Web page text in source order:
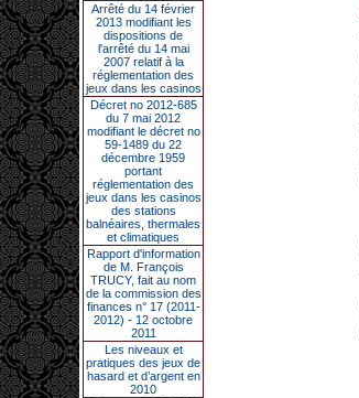
Arrêté du 14 février
2013 modifiant les
dispositions de
l'arrêté du 14 mai
2007 relatif à la
réglementation des
jeux dans les casinos
Décret no 2012-685
du 7 mai 2012
modifiant le décret no
59-1489 du 22
décembre 1959
portant
réglementation des
jeux dans les casinos
des stations
balnéaires, thermales
et climatiques
Rapport d'information
de M. François
TRUCY, fait au nom
de la commission des
finances n° 17 (2011-
2012) - 12 octobre
2011
Les niveaux et
pratiques des jeux de
hasard et d’argent en
2010